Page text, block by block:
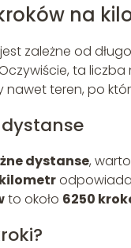
na
jest zależne od
ta
teren, po
dystanse
dystanse,
kilometr
to około 6250